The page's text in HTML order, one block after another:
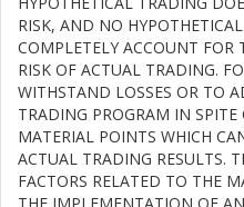
RISK, AND NO
COMPLETELY ACCOUNT FOR
RISK OF ACTUAL TRADING.
WITHSTAND LOSSES OR TO
TRADING PROGRAM IN SPITE
MATERIAL POINTS WHICH
ACTUAL TRADING RESULTS.
FACTORS RELATED TO THE